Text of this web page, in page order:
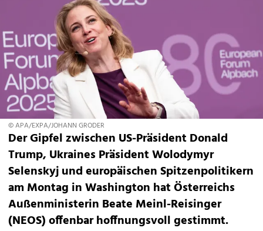
© APA/EXPA/JOHANN GRODER
Der Gipfel zwischen US-Präsident Donald
Trump, Ukraines Präsident Wolodymyr
Selenskyj und europäischen Spitzenpolitikern
am Montag in Washington hat Österreichs
Außenministerin Beate Meinl-Reisinger
(NEOS) offenbar hoffnungsvoll gestimmt.